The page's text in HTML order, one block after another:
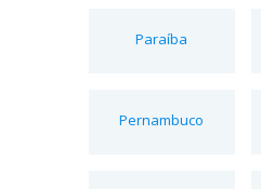
Paraíba
Pernambuco